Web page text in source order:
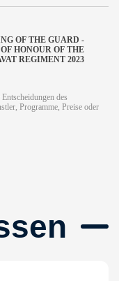
OF THE GUARD -
HONOUR OF THE
REGIMENT 2023
des
Programme, Preise oder